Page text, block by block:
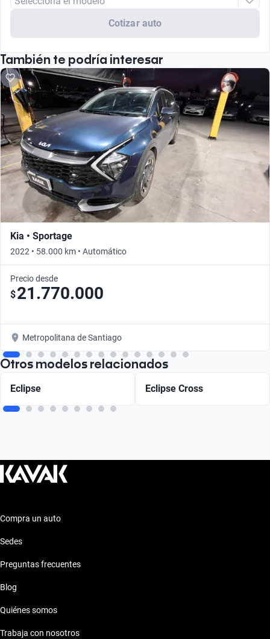
Cotizar auto
También te podría interesar
Kia • Sportage
2022 • 58.000 km • Automático
Precio desde
$21.770.000
Metropolitana de Santiago
Otros modelos relacionados
Eclipse Eclipse Cross
Compra un auto
Sedes
Preguntas frecuentes
Blog
Quiénes somos
Trabaja con nosotros